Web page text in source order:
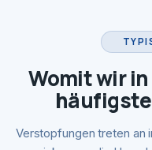
Womit wir
Verstopfungen treten an